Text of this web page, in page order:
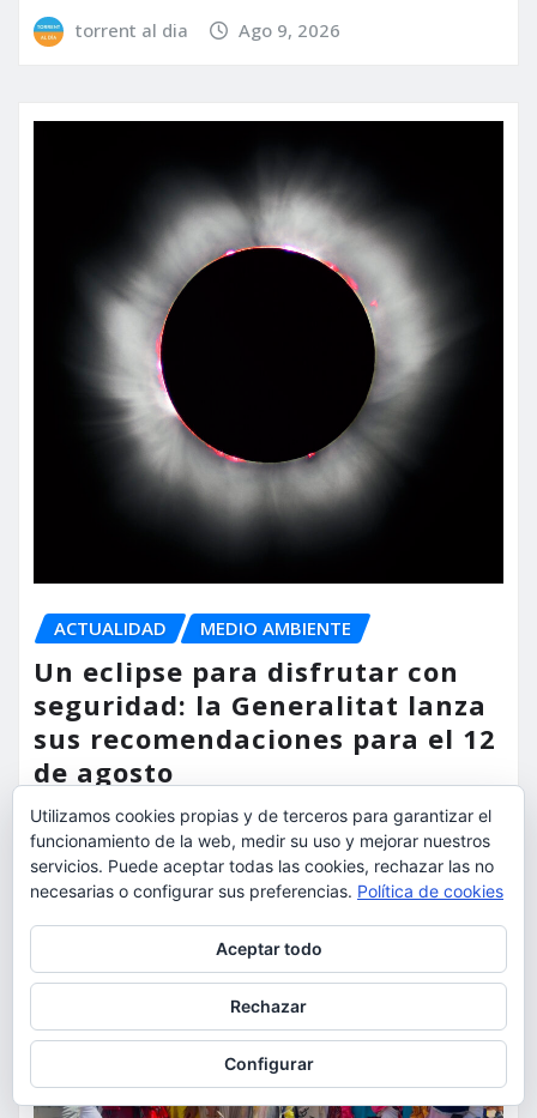
torrent al dia Ago 9, 2026
ACTUALIDAD MEDIO AMBIENTE
Un eclipse para disfrutar con
seguridad: la Generalitat lanza
sus recomendaciones para el 12
de agosto
torrent al dia Ago 9, 2026
Utilizamos cookies propias y de terceros para garantizar el
funcionamiento de la web, medir su uso y mejorar nuestros
servicios. Puede aceptar todas las cookies, rechazar las no
necesarias o configurar sus preferencias. Política de cookies
Aceptar todo
Rechazar
Configurar
Para obtener más información, incluido cómo gestionar las cookies,